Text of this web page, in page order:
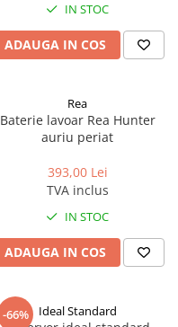
IN STOC
ADAUGA IN COS
Rea
Baterie lavoar Rea Hunter
auriu periat
393,00 Lei
TVA inclus
IN STOC
ADAUGA IN COS
-66% Ideal Standard